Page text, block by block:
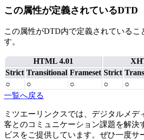
この属性が定義されているDTD
この属性がDTD内で定義されているこ
す。
HTML 4.01
Strict Transitional Frameset Strict
○
○ ○ ○ ○
一覧へ戻る
ミツエーリンクスでは、デジタルメデ
客とのコミュニケーション課題を解決
ビスをご提供しています。ぜひ一度サ